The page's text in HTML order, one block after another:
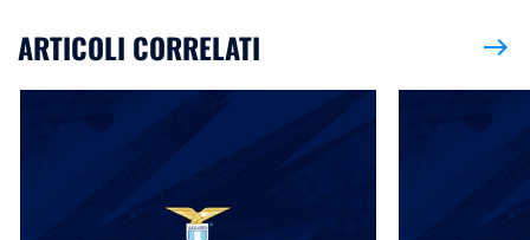
ARTICOLI CORRELATI east